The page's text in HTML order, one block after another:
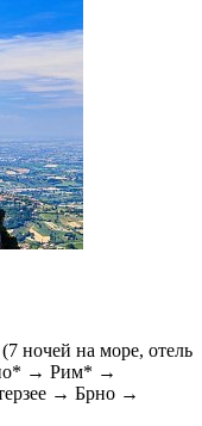
на море, отель
→ Рим* →
→ Брно →